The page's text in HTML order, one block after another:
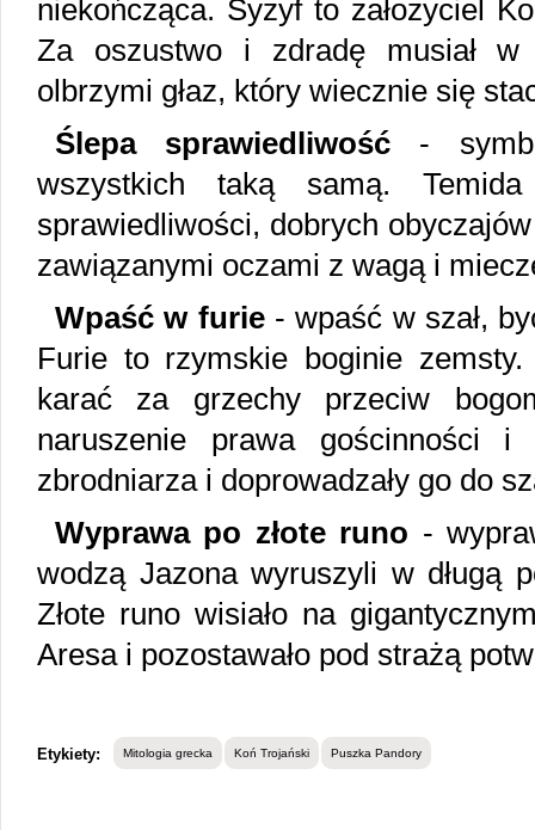
niekończąca. Syzyf to założyciel
Za oszustwo i zdradę musiał
olbrzymi głaz, który wiecznie się
Ślepa sprawiedliwość -
wszystkich taką samą.
sprawiedliwości, dobrych
zawiązanymi oczami z wagą i
Wpaść w furie - wpaść w szał,
Furie to rzymskie boginie
karać za grzechy przeciw
naruszenie prawa gościnności i
zbrodniarza i doprowadzały go do
Wyprawa po złote runo -
wodzą Jazona wyruszyli w długą
Złote runo wisiało na
Aresa i pozostawało pod strażą
Etykiety: Mitologia grecka Koń Trojański Puszka Pandory